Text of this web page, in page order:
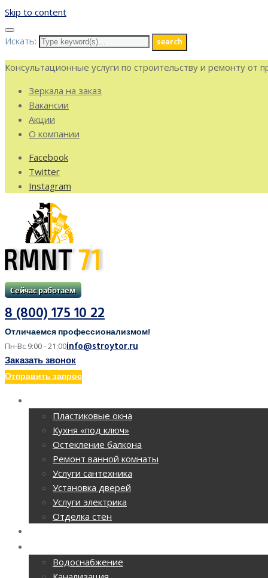
Skip to content
Искать: search
Консультационные услуги по строительству и ремонту от
Зеркала на заказ
Вакансии
Акции
О компании
Facebook
Twitter
Instagram
8 (800) 175 10 22
Отличаемся профессионализмом!
Пн-Вс 9:00 - 21:00info@stroytor.ru
Заказать звонок
Отправить запрос
Пластиковые окна
Кухня «под ключ»
Остекление балкона
Ремонт ванной комнаты
Услуги сантехника
Установка дверей
Услуги электрика
Отделка стен
Водоснабжение